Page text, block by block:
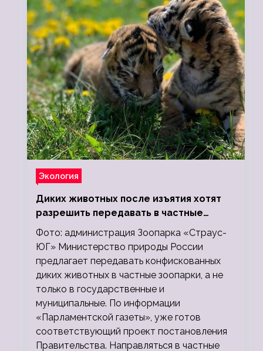
Экология
Диких животных после изъятия хотят
разрешить передавать в частные
зоопарки
Фото: администрация Зоопарка «Страус-
ЮГ» Министерство природы России
предлагает передавать конфискованных
диких животных в частные зоопарки, а не
только в государственные и
муниципальные. По информации
«Парламентской газеты», уже готов
соответствующий проект постановления
Правительства. Направляться в частные